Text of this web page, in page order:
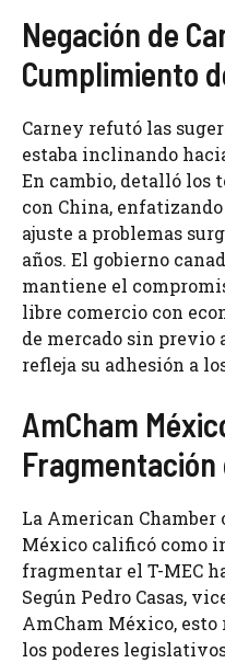
Negación de
Cumplimiento
Carney refutó las
estaba inclinando
En cambio, detalló los
con China,
ajuste a problemas
años. El gobierno
mantiene el
libre comercio con
de mercado sin previo
refleja su adhesión a
AmCham
Fragmentación
La American Chamber
México calificó como
fragmentar el T-MEC
Según Pedro Casas,
AmCham México,
los poderes